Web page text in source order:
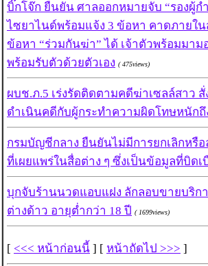
บิ๊กโจ๊ก ยืนยัน ศาลออกหมายจับ “รองผู้ก
ไซยาไนด์พร้อมแจ้ง 3 ข้อหา คาดภายใ
ข้อหา “ร่วมกันฆ่า” ได้ เจ้าตัวพร้อมมาม
พร้อมรับตัวด้วยตัวเอง ( 475views)
ผบช.ภ.5 เร่งรัดติดตามคดีฆ่าเซลล์สาว สั่
ดำเนินคดีกับผู้กระทำความผิดโทษหนักถึ
กรมบัญชีกลาง ยืนยันไม่มีการยกเลิกหรื
ที่เผยแพร่ในสื่อต่าง ๆ ซึ่งเป็นข้อมูลที่บิดเ
บุกจับร้านนวดแอบแฝง ลักลอบขายบริกา
ต่างด้าว อายุต่ำกว่า 18 ปี ( 1699views)
[ <<< หน้าก่อนนี้ ] [ หน้าถัดไป >>> ]